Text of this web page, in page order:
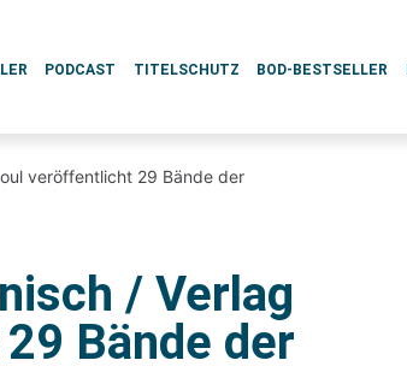
PODCAST TITELSCHUTZ BOD-BESTSELLER
veröffentlicht 29 Bände der
/ Verlag
Bände der